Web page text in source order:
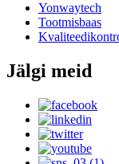
Yonwaytech
Tootmisbaas
Jälgi meid